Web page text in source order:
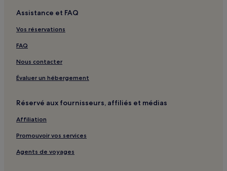
Le Gosier : hôtels Hôtels avec parking
Le Gosier : hôtels Hôtels avec petit-déjeuner gratuit
Le Gosier : hôtels
Grande-Terre : hôtels Hôtels avec parking
Assistance et FAQ
Vos réservations
FAQ
Nous contacter
Évaluer un hébergement
Réservé aux fournisseurs, affiliés et médias
Affiliation
Promouvoir vos services
Agents de voyages